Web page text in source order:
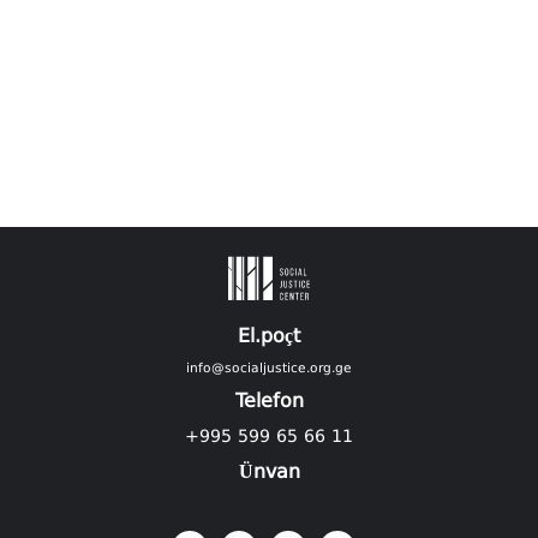
El.poçt
info@socialjustice.org.ge
Telefon
+995 599 65 66 11
Ünvan